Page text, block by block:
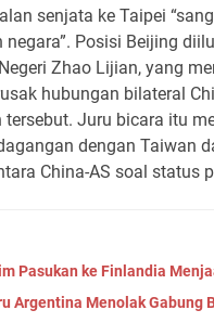
senjata ke Taipei
Posisi Beijing
Zhao Lijian, yang
hubungan bilateral
Juru bicara itu
dengan Taiwan
China-AS soal status
Pasukan ke Finlandia
Argentina Menolak Gabung